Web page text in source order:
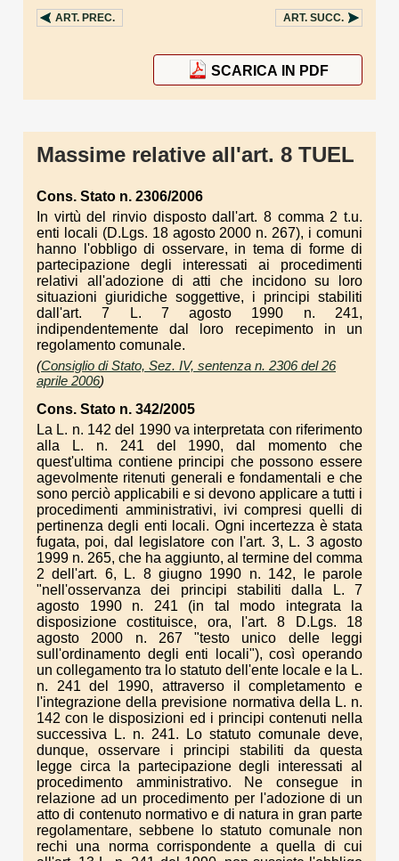
ART. PREC. ART. SUCC.
SCARICA IN PDF
Massime relative all'art. 8 TUEL
Cons. Stato n. 2306/2006
In virtù del rinvio disposto dall'art. 8 comma 2 t.u.
enti locali (D.Lgs. 18 agosto 2000 n. 267), i comuni
hanno l'obbligo di osservare, in tema di forme di
partecipazione degli interessati ai procedimenti
relativi all'adozione di atti che incidono su loro
situazioni giuridiche soggettive, i principi stabiliti
dall'art. 7 L. 7 agosto 1990 n. 241,
indipendentemente dal loro recepimento in un
regolamento comunale.
(Consiglio di Stato, Sez. IV, sentenza n. 2306 del 26
aprile 2006)
Cons. Stato n. 342/2005
La L. n. 142 del 1990 va interpretata con riferimento
alla L. n. 241 del 1990, dal momento che
quest'ultima contiene principi che possono essere
agevolmente ritenuti generali e fondamentali e che
sono perciò applicabili e si devono applicare a tutti i
procedimenti amministrativi, ivi compresi quelli di
pertinenza degli enti locali. Ogni incertezza è stata
fugata, poi, dal legislatore con l'art. 3, L. 3 agosto
1999 n. 265, che ha aggiunto, al termine del comma
2 dell'art. 6, L. 8 giugno 1990 n. 142, le parole
"nell'osservanza dei principi stabiliti dalla L. 7
agosto 1990 n. 241 (in tal modo integrata la
disposizione costituisce, ora, l'art. 8 D.Lgs. 18
agosto 2000 n. 267 "testo unico delle leggi
sull'ordinamento degli enti locali"), così operando
un collegamento tra lo statuto dell'ente locale e la L.
n. 241 del 1990, attraverso il completamento e
l'integrazione della previsione normativa della L. n.
142 con le disposizioni ed i principi contenuti nella
successiva L. n. 241. Lo statuto comunale deve,
dunque, osservare i principi stabiliti da questa
legge circa la partecipazione degli interessati al
procedimento amministrativo. Ne consegue in
relazione ad un procedimento per l'adozione di un
atto di contenuto normativo e di natura in gran parte
regolamentare, sebbene lo statuto comunale non
rechi una norma corrispondente a quella di cui